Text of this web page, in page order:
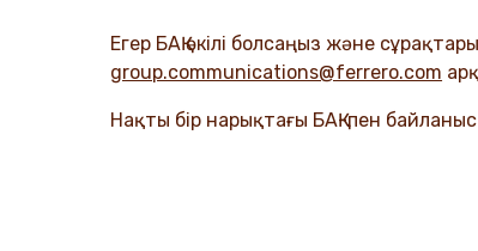
Егер БАҚ өкілі болсаңыз және
group.communications@ferrero.com
Нақты бір нарықтағы БАҚ-пен